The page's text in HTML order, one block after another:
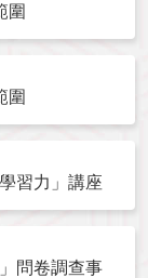
圍
圍
習力」講座
問卷調查事